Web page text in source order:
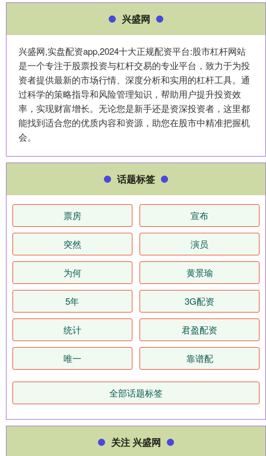
兴盛网
兴盛网,实盘配资app,2024十大正规配资平台:股市杠杆网站
是一个专注于股票投资与杠杆交易的专业平台，致力于为投
资者提供最新的市场行情、深度分析和实用的杠杆工具。通
过科学的策略指导和风险管理知识，帮助用户提升投资效
率，实现财富增长。无论您是新手还是资深投资者，这里都
能找到适合您的优质内容和资源，助您在股市中精准把握机
会。
话题标签
票房 宣布
突然 演员
为何 黄景瑜
5年 3G配资
统计 君盈配资
唯一 靠谱配
全部话题标签
关注 兴盛网